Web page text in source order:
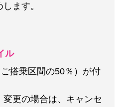
ます。
ル
搭乗区間の50％）が付
変更の場合は、キャンセ